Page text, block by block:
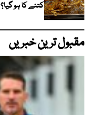
کتنے کا ہو گیا؟
مقبول ترین خبریں